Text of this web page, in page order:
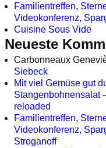
Familientreffen,
Videokonferenz,
Cuisine Sous Vide
Neueste
Carbonneaux
Siebeck
Mit viel Gemüse gut
Stangenbohnensalat
reloaded
Familientreffen,
Videokonferenz,
Stroganoff